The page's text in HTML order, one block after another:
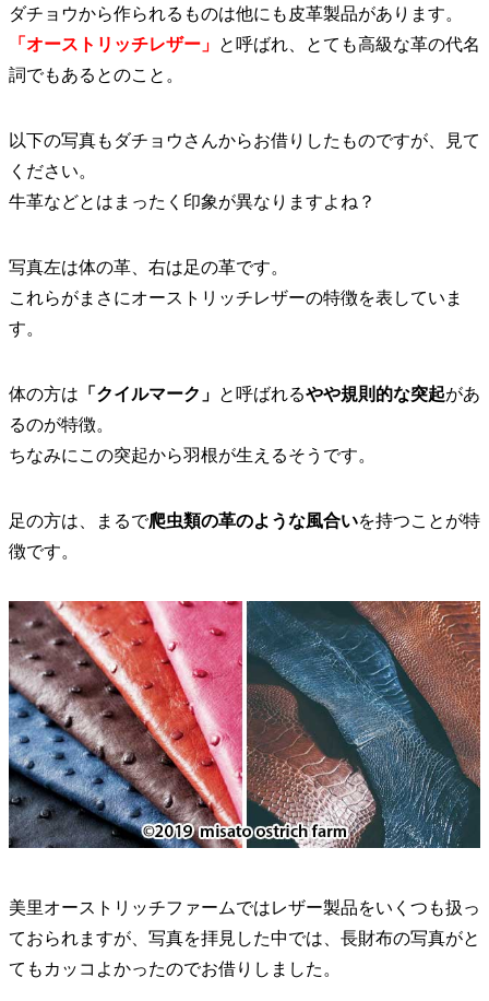
ダチョウから作られるものは他にも皮革製品があります。
「オーストリッチレザー」 と呼ばれ、とても高級な革の代名
詞でもあるとのこと。
以下の写真もダチョウさんからお借りしたものですが、見て
ください。
牛革などとはまったく印象が異なりますよね？
写真左は体の革、右は足の革です。
これらがまさにオーストリッチレザーの特徴を表していま
す。
体の方は 「クイルマーク」 と呼ばれるやや規則的な突起があ
るのが特徴。
ちなみにこの突起から羽根が生えるそうです。
足の方は、まるで爬虫類の革のような風合いを持つことが特
徴です。
美里オーストリッチファームではレザー製品をいくつも扱っ
ておられますが、写真を拝見した中では、長財布の写真がと
てもカッコよかったのでお借りしました。